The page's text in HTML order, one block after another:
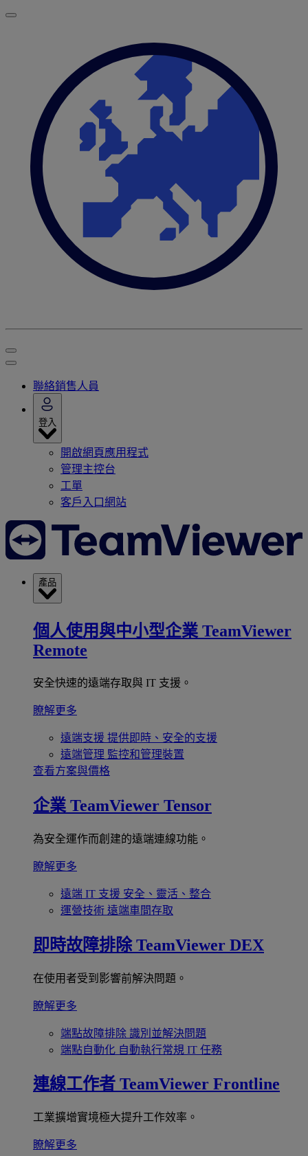
聯絡銷售人員
登入
開啟網頁應用程式
管理主控台
工單
客戶入口網站
產品
個人使用與中小型企業 TeamViewer
Remote
安全快速的遠端存取與 IT 支援。
瞭解更多
遠端支援 提供即時、安全的支援
遠端管理 監控和管理裝置
查看方案與價格
企業 TeamViewer Tensor
為安全運作而創建的遠端連線功能。
瞭解更多
遠端 IT 支援 安全、靈活、整合
運營技術 遠端車間存取
即時故障排除 TeamViewer DEX
在使用者受到影響前解決問題。
瞭解更多
端點故障排除 識別並解決問題
端點自動化 自動執行常規 IT 任務
連線工作者 TeamViewer Frontline
工業擴增實境極大提升工作效率。
瞭解更多